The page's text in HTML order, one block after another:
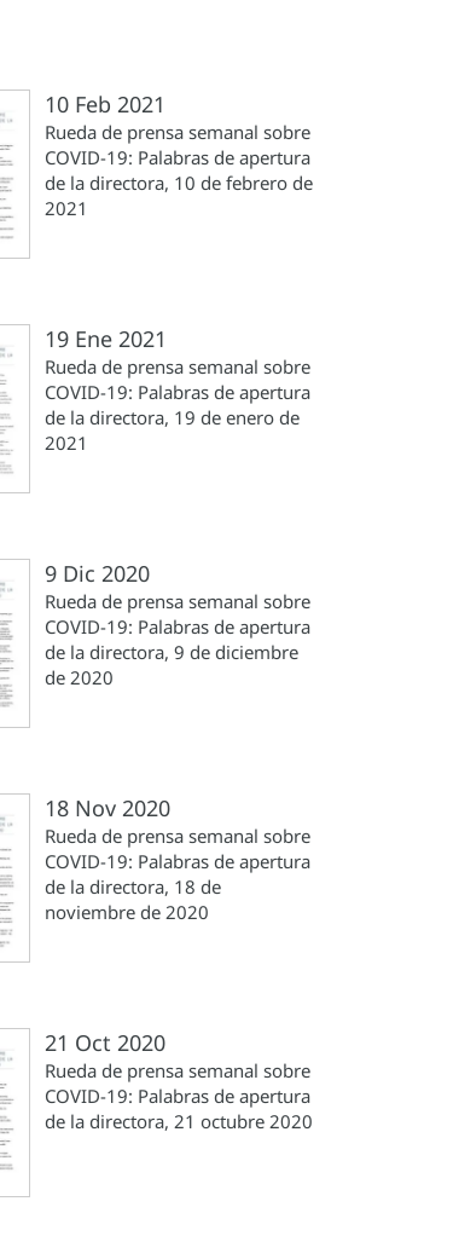
10 Feb 2021
Rueda de prensa semanal sobre
COVID-19: Palabras de apertura
de la directora, 10 de febrero de
2021
19 Ene 2021
Rueda de prensa semanal sobre
COVID-19: Palabras de apertura
de la directora, 19 de enero de
2021
9 Dic 2020
Rueda de prensa semanal sobre
COVID-19: Palabras de apertura
de la directora, 9 de diciembre
de 2020
18 Nov 2020
Rueda de prensa semanal sobre
COVID-19: Palabras de apertura
de la directora, 18 de
noviembre de 2020
21 Oct 2020
Rueda de prensa semanal sobre
COVID-19: Palabras de apertura
de la directora, 21 octubre 2020